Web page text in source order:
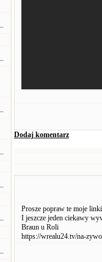
Dodaj komentarz
Prosze popraw te moje
I jeszcze jeden ciekawy
Braun u Roli
https://wrealu24.tv/na-